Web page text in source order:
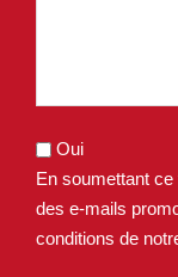
Oui
En soumettant
des e-mails
conditions de